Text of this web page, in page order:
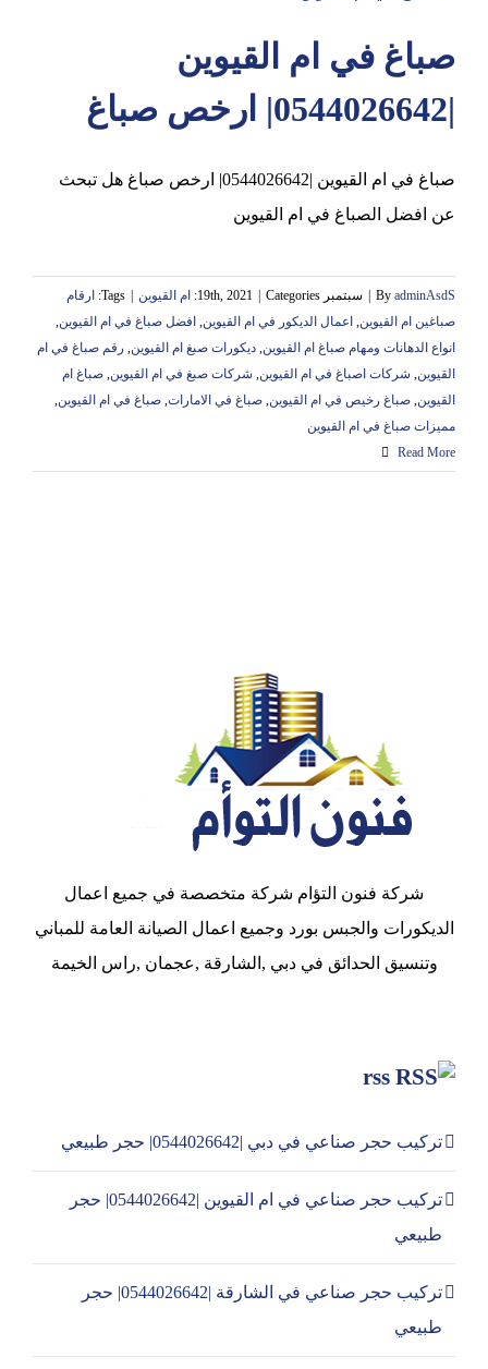
صباغ في ام القيوين
|0544026642| ارخص صباغ
صباغ في ام القيوين |0544026642| ارخص صباغ هل تبحث
عن افضل الصباغ في ام القيوين
By adminAsdS سبتمبر 19th, 2021 Categories: ام القيوين Tags:
ارقام
صباغين ام القيوين, اعمال الديكور في ام القيوين, افضل صباغ في ام القيوين,
انواع الدهانات ومهام صباغ ام القيوين, ديكورات صبغ ام القيوين, رقم صباغ في ام
القيوين, شركات اصباغ في ام القيوين, شركات صبغ في ام القيوين, صباغ ام
القيوين, صباغ رخيص في ام القيوين, صباغ في الامارات, صباغ في ام القيوين,
مميزات صباغ في ام القيوين
Read More
شركة فنون التؤام شركة متخصصة في جميع اعمال
الديكورات والجبس بورد وجميع اعمال الصيانة العامة للمباني
وتنسيق الحدائق في دبي ,الشارقة ,عجمان ,راس الخيمة
rss
تركيب حجر صناعي في دبي |0544026642| حجر طبيعي
تركيب حجر صناعي في ام القيوين |0544026642| حجر
طبيعي
تركيب حجر صناعي في الشارقة |0544026642| حجر
طبيعي